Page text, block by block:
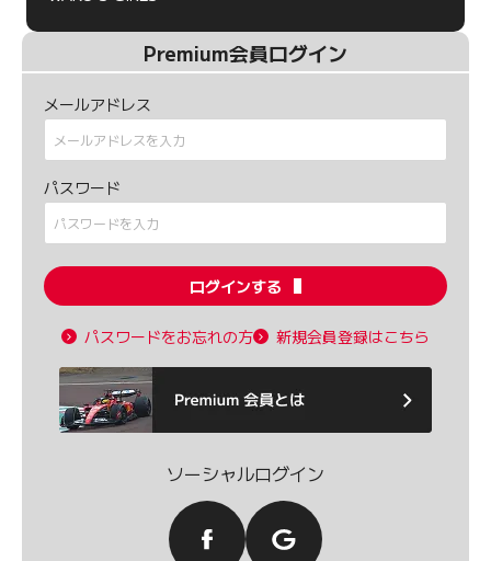
Premium会員ログイン
メールアドレス
パスワード
ログインする
パスワードをお忘れの方 新規会員登録はこちら
ソーシャルログイン